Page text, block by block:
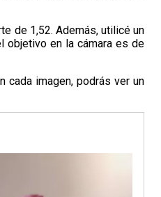
de 1,52. Además, utilicé un
objetivo en la cámara es de
imagen, podrás ver un